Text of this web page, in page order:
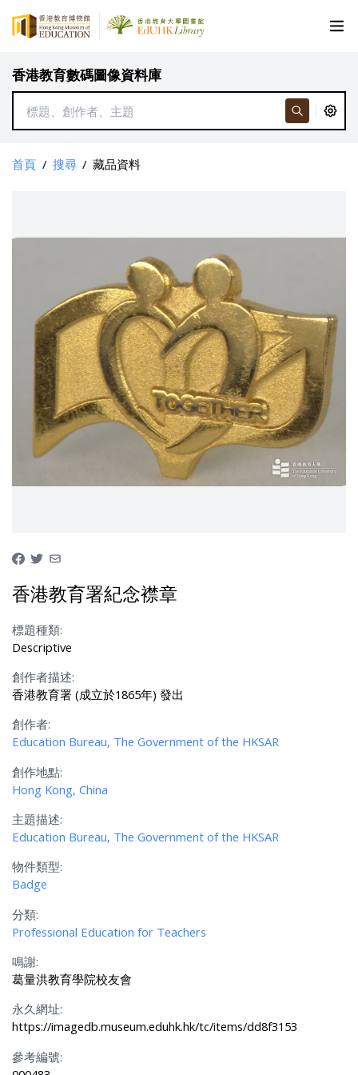
香港教育數碼圖像資料庫
首頁 / 搜尋 / 藏品資料
香港教育署紀念襟章
標題種類:
Descriptive
創作者描述:
香港教育署 (成立於1865年) 發出
創作者:
Education Bureau, The Government of the HKSAR
創作地點:
Hong Kong, China
主題描述:
Education Bureau, The Government of the HKSAR
物件類型:
Badge
分類:
Professional Education for Teachers
鳴謝:
葛量洪教育學院校友會
永久網址:
https://imagedb.museum.eduhk.hk/tc/items/dd8f3153
參考編號: